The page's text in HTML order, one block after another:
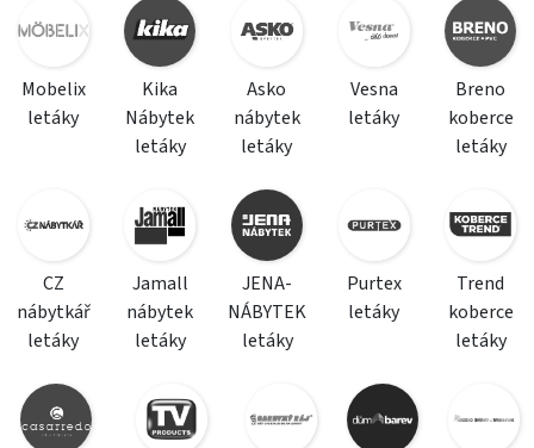
Mobelix
letáky
Kika
Nábytek
letáky
Asko
nábytek
letáky
Vesna
letáky
Breno
koberce
letáky
CZ
nábytkář
letáky
Jamall
nábytek
letáky
JENA-
NÁBYTEK
letáky
Purtex
letáky
Trend
koberce
letáky